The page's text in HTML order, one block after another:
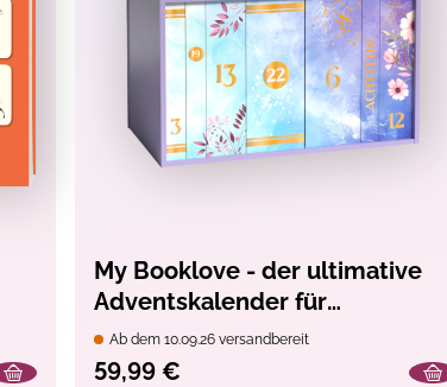
My Booklove - der ultimative
Adventskalender für
Bücherfans
Ab dem 10.09.26 versandbereit
59,99 €